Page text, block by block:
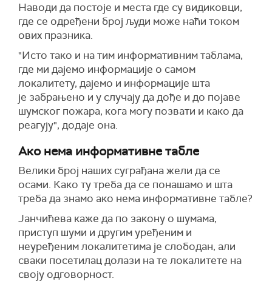
Наводи да постоје и места где су видиковци,
где се одређени број људи може наћи током
ових празника.
"Исто тако и на тим информативним таблама,
где ми дајемо информације о самом
локалитету, дајемо и информације шта
је забрањено и у случају да дође и до појаве
шумског пожара, кога могу позвати и како да
реагују", додаје она.
Ако нема информативне табле
Велики број наших суграђана жели да се
осами. Како ту треба да се понашамо и шта
треба да знамо ако нема информативне табле?
Јанчићева каже да по закону о шумама,
приступ шуми и другим уређеним и
неуређеним локалитетима је слободан, али
сваки посетилац долази на те локалитете на
своју одговорност.